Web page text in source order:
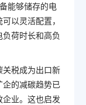
能够储存的电
以灵活配置，
荷时长和高负
税成为出口新
的减碳趋势已
业。这也启发